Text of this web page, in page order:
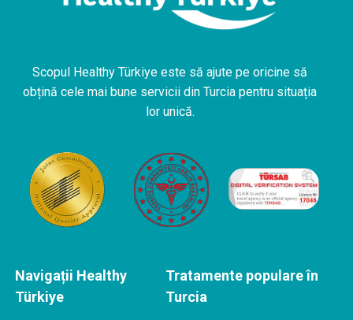
Scopul Healthy Türkiye este să ajute pe oricine să
obțină cele mai bune servicii din Turcia pentru situația
lor unică.
Navigații Healthy
Türkiye
Tratamente populare în
Turcia